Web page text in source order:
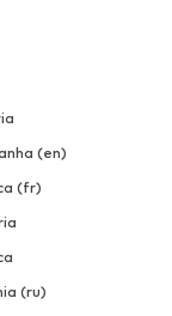
(en)
(fr)
(ru)